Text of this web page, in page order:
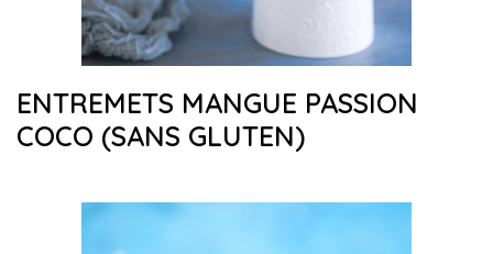
ENTREMETS MANGUE PASSION
COCO (SANS GLUTEN)